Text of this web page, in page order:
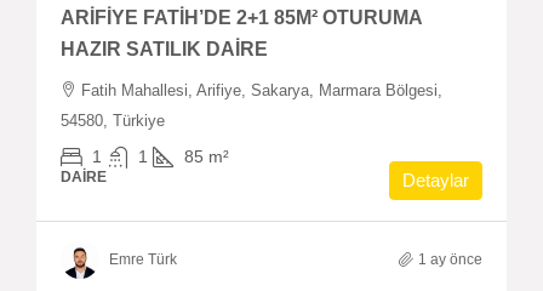
ARİFİYE FATİH’DE 2+1 85M² OTURUMA
HAZIR SATILIK DAİRE
Fatih Mahallesi, Arifiye, Sakarya, Marmara Bölgesi,
54580, Türkiye
1 1 85 m²
DAIRE Detaylar
Emre Türk 1 ay önce